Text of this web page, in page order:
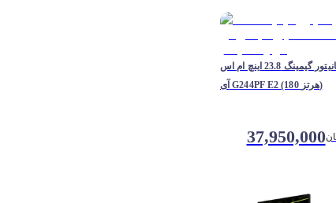
مانیتور گیمینگ 23.8 اینچ ام اس
آی G244PF E2 (180 هرتز)
37,950,000